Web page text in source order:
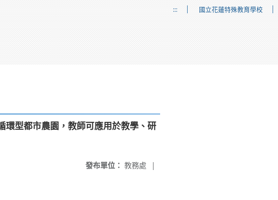
::: 國立花蓮特殊教育學校
環型都市農園，教師可應用於教學、研
發布單位： 教務處 |